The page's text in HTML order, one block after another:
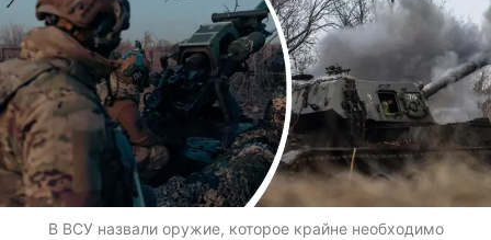
В ВСУ назвали оружие, которое крайне необходимо